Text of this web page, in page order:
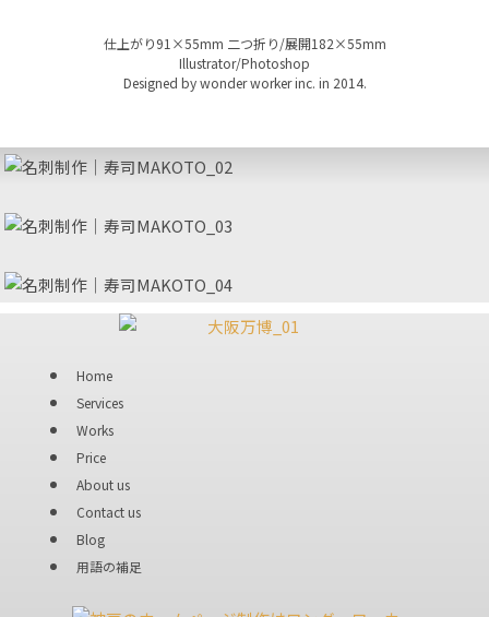
仕上がり91×55mm 二つ折り/展開182×55mm
Illustrator/Photoshop
Designed by wonder worker inc. in 2014.
Home
Services
Works
Price
About us
Contact us
Blog
用語の補足